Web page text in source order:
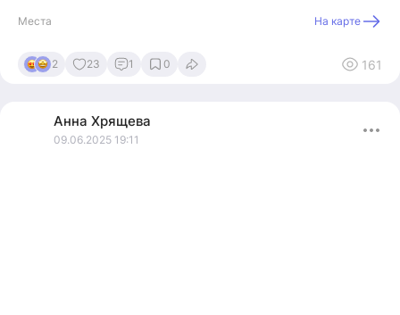
Места На карте
2 23 1 0 161
Анна Хрящева
09.06.2025 19:11